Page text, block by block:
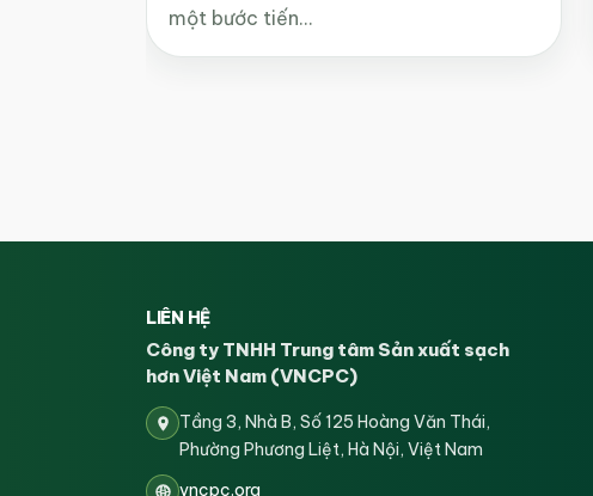
một bước tiến…
LIÊN HỆ
Công ty TNHH Trung tâm Sản xuất sạch
hơn Việt Nam (VNCPC)
Tầng 3, Nhà B, Số 125 Hoàng Văn Thái,
Phường Phương Liệt, Hà Nội, Việt Nam
vncpc.org